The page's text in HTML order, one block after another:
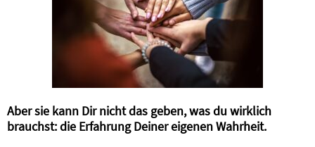
Aber sie kann Dir nicht das geben, was du wirklich
brauchst: die Erfahrung Deiner eigenen Wahrheit.